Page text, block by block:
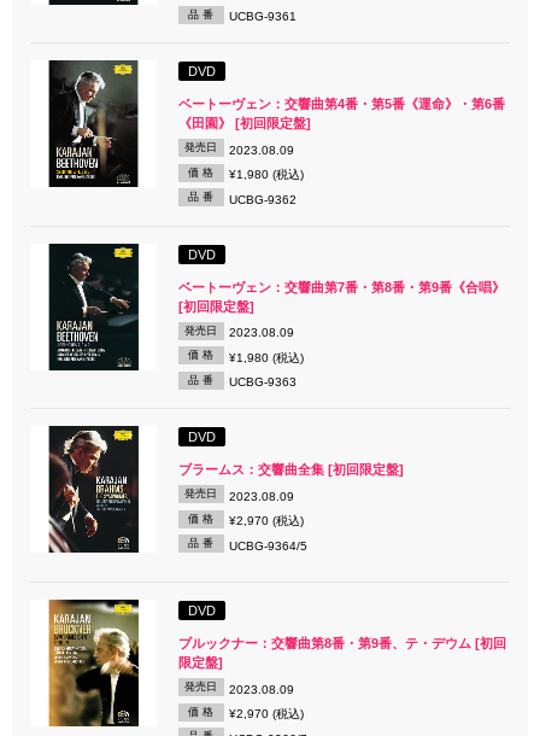
品 番 UCBG-9361
DVD
ベートーヴェン：交響曲第4番・第5番《運命》・第6番
《田園》 [初回限定盤]
発売日 2023.08.09
価 格 ¥1,980 (税込)
品 番 UCBG-9362
DVD
ベートーヴェン：交響曲第7番・第8番・第9番《合唱》
[初回限定盤]
発売日 2023.08.09
価 格 ¥1,980 (税込)
品 番 UCBG-9363
DVD
ブラームス：交響曲全集 [初回限定盤]
発売日 2023.08.09
価 格 ¥2,970 (税込)
品 番 UCBG-9364/5
DVD
ブルックナー：交響曲第8番・第9番、テ・デウム [初回
限定盤]
発売日 2023.08.09
価 格 ¥2,970 (税込)